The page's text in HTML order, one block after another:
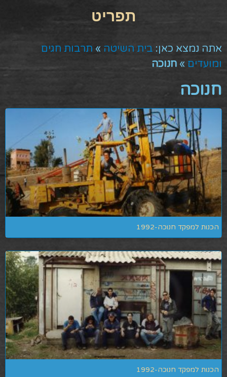
אתה נמצא כאן: בית השיטה » תרבות חגים
ומועדים » חנוכה
חנוכה
הכנות למפקד חנוכה-1992
הכנות למפקד חנוכה-1992